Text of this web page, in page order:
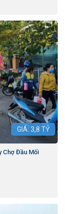
GIÁ: 3,8 TỶ
Chợ Đầu Mối